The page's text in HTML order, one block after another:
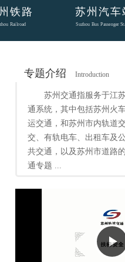
铁路
Railroad
苏州汽车
Suzhou Bus Passenger
专题介绍 Introduction
苏州交通指服务于江
通系统，其中包括苏州火
运交通，和苏州市内轨道
交、有轨电车、出租车及
共交通，以及苏州市道路
通专题 ...